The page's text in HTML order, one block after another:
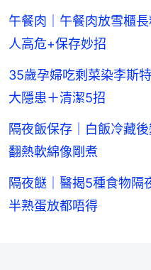
午餐肉｜午餐肉放雪櫃
人高危+保存妙招
35歲孕婦吃剩菜染李斯
大隱患＋清潔5招
隔夜飯保存｜白飯冷藏
翻熱軟綿像剛煮
隔夜餸｜醫揭5種食物隔
半熟蛋放都唔得